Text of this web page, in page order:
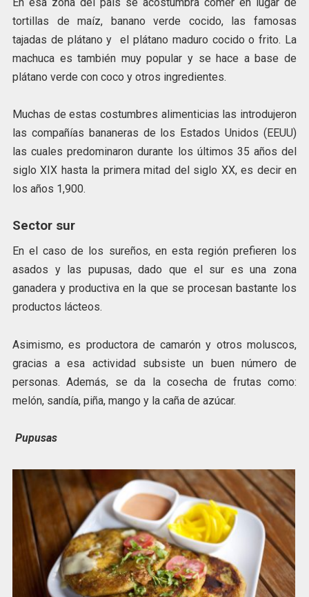
tortillas de maíz, banano verde cocido, las famosas
tajadas de plátano y el plátano maduro cocido o frito. La
machuca es también muy popular y se hace a base de
plátano verde con coco y otros ingredientes.
Muchas de estas costumbres alimenticias las introdujeron
las compañías bananeras de los Estados Unidos (EEUU)
las cuales predominaron durante los últimos 35 años del
siglo XIX hasta la primera mitad del siglo XX, es decir en
los años 1,900.
Sector sur
En el caso de los sureños, en esta región prefieren los
asados y las pupusas, dado que el sur es una zona
ganadera y productiva en la que se procesan bastante los
productos lácteos.
Asimismo, es productora de camarón y otros moluscos,
gracias a esa actividad subsiste un buen número de
personas. Además, se da la cosecha de frutas como:
melón, sandía, piña, mango y la caña de azúcar.
Pupusas